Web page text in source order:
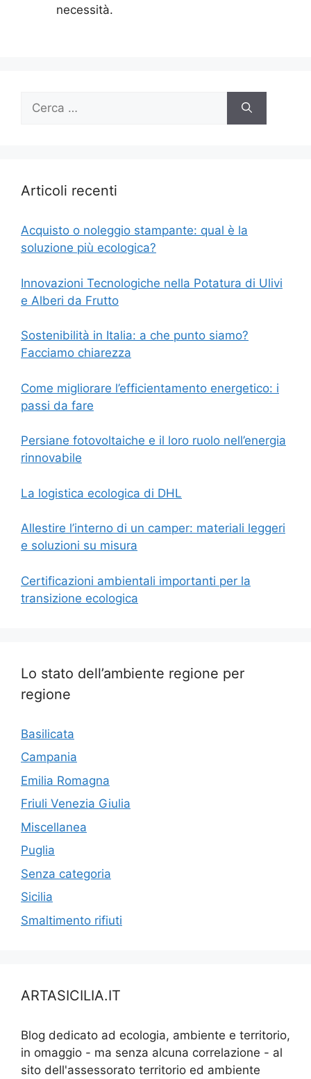
necessità.
Ricerca
Articoli recenti
Acquisto o noleggio stampante: qual è la
soluzione più ecologica?
Innovazioni Tecnologiche nella Potatura di Ulivi
e Alberi da Frutto
Sostenibilità in Italia: a che punto siamo?
Facciamo chiarezza
Come migliorare l’efficientamento energetico: i
passi da fare
Persiane fotovoltaiche e il loro ruolo nell’energia
rinnovabile
La logistica ecologica di DHL
Allestire l’interno di un camper: materiali leggeri
e soluzioni su misura
Certificazioni ambientali importanti per la
transizione ecologica
Lo stato dell’ambiente regione per
regione
Basilicata
Campania
Emilia Romagna
Friuli Venezia Giulia
Miscellanea
Puglia
Senza categoria
Sicilia
Smaltimento rifiuti
ARTASICILIA.IT
Blog dedicato ad ecologia, ambiente e territorio,
in omaggio - ma senza alcuna correlazione - al
sito dell'assessorato territorio ed ambiente